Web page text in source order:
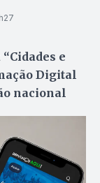
e
Digital
nacional